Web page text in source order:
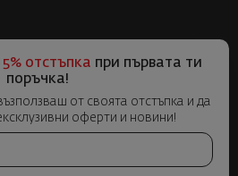
5% отстъпка при първата ти
поръчка!
от своята отстъпка и да
оферти и новини!